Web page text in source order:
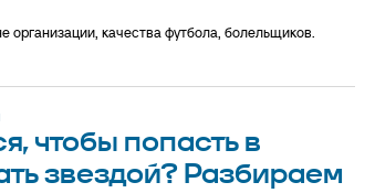
качества футбола, болельщиков.
чтобы попасть в
звездой? Разбираем